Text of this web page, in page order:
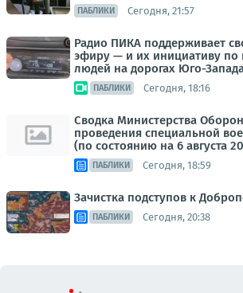
ПАБЛИКИ Сегодня, 21:57
Радио ПИКА поддерживает
эфиру — и их инициативу
людей на дорогах Юго-
ПАБЛИКИ Сегодня, 18:16
Сводка Министерства
проведения специальной
(по состоянию на 6 августа
ПАБЛИКИ Сегодня, 18:59
Зачистка подступов к
ПАБЛИКИ Сегодня, 20:38